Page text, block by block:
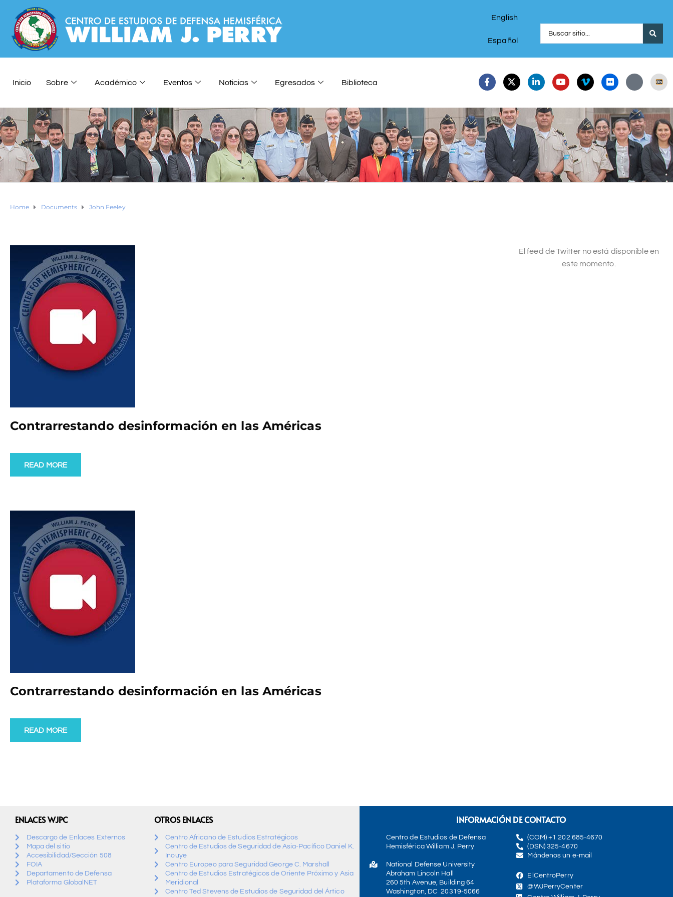
English
Español
Inicio Sobre Académico Eventos Noticias Egresados Biblioteca
Home Documents John Feeley
Contrarrestando desinformación en las Américas
READ MORE
Contrarrestando desinformación en las Américas
READ MORE
El feed de Twitter no está disponible en
este momento.
ENLACES WJPC
Descargo de Enlaces Externos
Mapa del sitio
Accesibilidad/Sección 508
FOIA
Departamento de Defensa
Plataforma GlobalNET
OTROS ENLACES
Centro Africano de Estudios Estratégicos
Centro de Estudios de Seguridad de Asia-Pacífico Daniel K.
Inouye
Centro Europeo para Seguridad George C. Marshall
Centro de Estudios Estratégicos de Oriente Próximo y Asia
Meridional
Centro Ted Stevens de Estudios de Seguridad del Ártico
INFORMACIÓN DE CONTACTO
Centro de Estudios de Defensa
Hemisférica William J. Perry
National Defense University
Abraham Lincoln Hall
260 5th Avenue, Building 64
Washington, DC 20319-5066
(COM) +1 202 685-4670
(DSN) 325-4670
Mándenos un e-mail
ElCentroPerry
@WJPerryCenter